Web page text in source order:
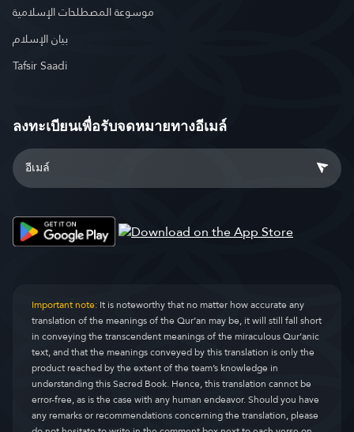
موسوعة المصطلحات الإسلامية
بيان الإسلام
Tafsir Saadi
ลงทะเบียนเพื่อรับจดหมายทางอีเมล์
Important note:It is noteworthy that no matter how accurate any
translation of the meanings of the Qur’an may be, it will still fall short
in conveying the transcendent meanings of the miraculous Qur’anic
text, and that the meanings conveyed by this translation is only the
product reached by the extent of the team’s knowledge in
understanding this Sacred Book. Hence, this translation cannot be
error-free, as is the case with any human endeavor. Should you have
any remarks or recommendations concerning the translation, please